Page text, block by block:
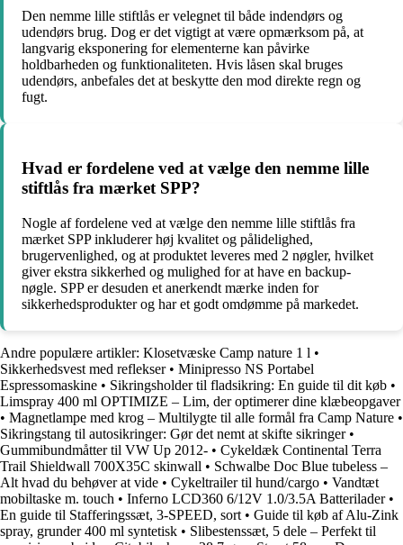
Den nemme lille stiftlås er velegnet til både indendørs og
udendørs brug. Dog er det vigtigt at være opmærksom på, at
langvarig eksponering for elementerne kan påvirke
holdbarheden og funktionaliteten. Hvis låsen skal bruges
udendørs, anbefales det at beskytte den mod direkte regn og
fugt.
Hvad er fordelene ved at vælge den nemme lille
stiftlås fra mærket SPP?
Nogle af fordelene ved at vælge den nemme lille stiftlås fra
mærket SPP inkluderer høj kvalitet og pålidelighed,
brugervenlighed, og at produktet leveres med 2 nøgler, hvilket
giver ekstra sikkerhed og mulighed for at have en backup-
nøgle. SPP er desuden et anerkendt mærke inden for
sikkerhedsprodukter og har et godt omdømme på markedet.
Andre populære artikler: Klosetvæske Camp nature 1 l •
Sikkerhedsvest med reflekser• Minipresso NS Portabel
Espressomaskine • Sikringsholder til fladsikring: En guide til dit køb •
Limspray 400 ml OPTIMIZE – Lim, der optimerer dine klæbeopgaver
• Magnetlampe med krog – Multilygte til alle formål fra Camp Nature •
Sikringstang til autosikringer: Gør det nemt at skifte sikringer•
Gummibundmåtter til VW Up 2012- • Cykeldæk Continental Terra
Trail Shieldwall 700X35C skinwall • Schwalbe Doc Blue tubeless –
Alt hvad du behøver at vide • Cykeltrailer til hund/cargo • Vandtæt
mobiltaske m. touch • Inferno LCD360 6/12V 1.0/3.5A Batterilader•
En guide til Stafferingssæt, 3-SPEED, sort • Guide til køb af Alu-Zink
spray, grunder 400 ml syntetisk • Slibestenssæt, 5 dele – Perfekt til